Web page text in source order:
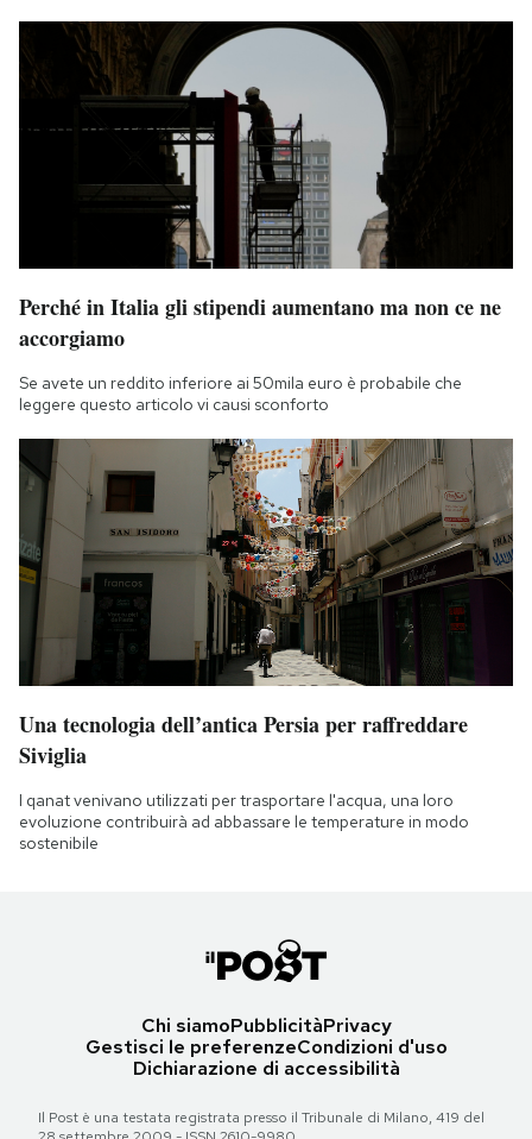
Perché in Italia gli stipendi aumentano ma non ce ne
accorgiamo
Se avete un reddito inferiore ai 50mila euro è probabile che
leggere questo articolo vi causi sconforto
Una tecnologia dell’antica Persia per raffreddare
Siviglia
I qanat venivano utilizzati per trasportare l'acqua, una loro
evoluzione contribuirà ad abbassare le temperature in modo
sostenibile
Chi siamoPubblicitàPrivacy
Gestisci le preferenzeCondizioni d'uso
Dichiarazione di accessibilità
Il Post è una testata registrata presso il Tribunale di Milano, 419 del